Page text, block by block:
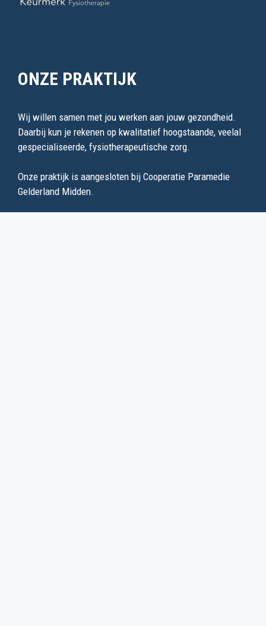
ONZE PRAKTIJK
Wij willen samen met jou werken aan jouw gezondheid.
Daarbij kun je rekenen op kwalitatief hoogstaande, veelal
gespecialiseerde, fysiotherapeutische zorg.
Onze praktijk is aangesloten bij Cooperatie Paramedie
Gelderland Midden.